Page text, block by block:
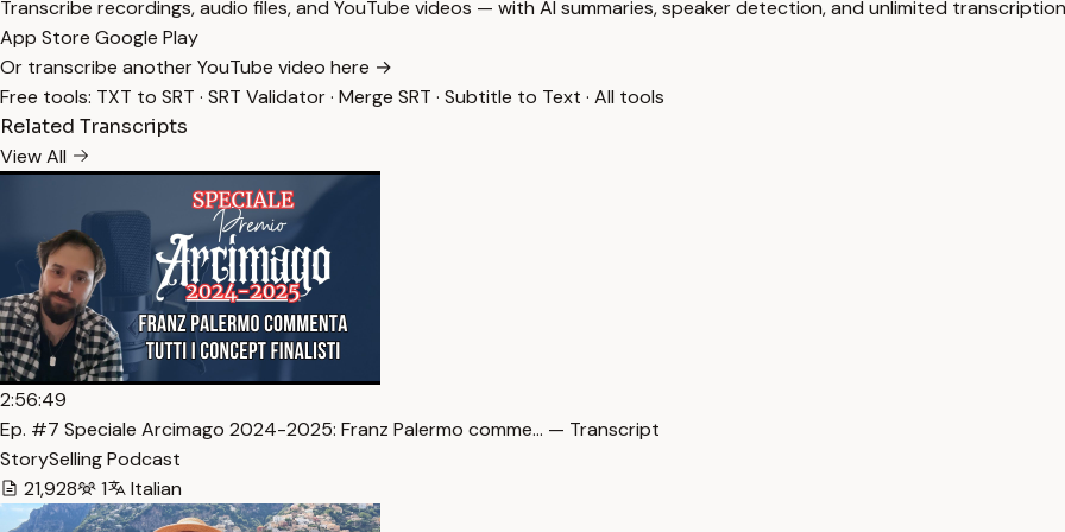
Transcribe recordings, audio files, and YouTube videos — with AI summaries, speaker detection, and unlimited
App Store Google Play
Or transcribe another YouTube video here →
Free tools: TXT to SRT · SRT Validator· Merge SRT · Subtitle to Text · All tools
Related Transcripts
View All
2:56:49
Ep. #7 Speciale Arcimago 2024-2025: Franz Palermo comme… — Transcript
StorySelling Podcast
21,928
1 Italian